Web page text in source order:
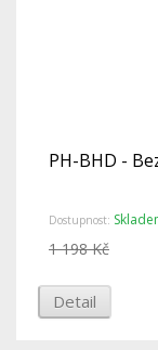
PH-BHD -
Dostupnost:
1 198 Kč
Detail